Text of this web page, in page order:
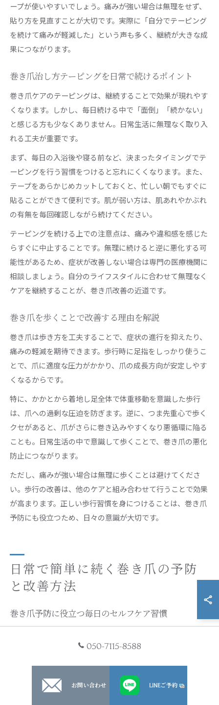
ープが使いやすいでしょう。痛みが強い場合は無理をせず、
貼り方を見直すことが大切です。実際に「自分でテーピング
を続けて痛みが軽減した」という声も多く、継続が大きな成
果につながります。
巻き爪治し方テーピングを日常で続けるポイント
巻き爪ケアのテーピングは、継続することで効果が現れやす
くなります。しかし、毎日続ける中で「面倒」「続かない」
と感じる方も少なくありません。日常生活に無理なく取り入
れる工夫が重要です。
まず、毎日の入浴後や寝る前など、決まったタイミングでテ
ーピングを行う習慣をつけると忘れにくくなります。また、
テープをあらかじめカットしておくと、忙しい朝でもすぐに
貼ることができて便利です。肌が弱い方は、肌あれやかぶれ
の有無を毎回確認しながら続けてください。
テーピングを続ける上での注意点は、痛みや違和感を感じた
らすぐに中止することです。無理に続けると逆に悪化する可
能性があるため、症状が改善しない場合は専門の医療機関に
相談しましょう。自分のライフスタイルに合わせて無理なく
ケアを継続することが、巻き爪改善の近道です。
巻き爪を歩くことで改善する理由を解説
巻き爪は歩き方を工夫することで、症状の進行を抑えたり、
痛みの軽減を期待できます。歩行時に足指をしっかり使うこ
とで、爪に適度な圧力がかかり、爪の成長方向が安定しやす
くなるからです。
特に、かかとから着地し足全体で体重移動を意識した歩行
は、爪への過剰な圧迫を防ぎます。逆に、つま先重心で歩く
クセがあると、爪がさらに巻き込みやすくなり悪循環に陥る
ことも。日常生活の中で意識して歩くことで、巻き爪の悪化
防止につながります。
ただし、痛みが強い場合は無理に歩くことは避けてくださ
い。歩行の改善は、他のケアと組み合わせて行うことで効果
が高まります。正しい歩行習慣を身につけることは、巻き爪
予防にも役立つため、日々の意識が大切です。
日常で簡単に続く巻き爪の予防
と改善方法
巻き爪予防に役立つ毎日のセルフケア習慣
す。まず、足を常に清潔に保ち、湿気がこもらないようにす
次に、爪の切り方にも注意が必要です。深爪や丸く切りすぎ
050-7115-8588
お問い合わせ LINEご予約